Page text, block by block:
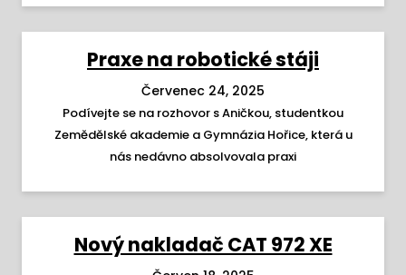
Praxe na robotické stáji
Červenec 24, 2025
Podívejte se na rozhovor s Aničkou, studentkou
Zemědělské akademie a Gymnázia Hořice, která u
nás nedávno absolvovala praxi
Nový nakladač CAT 972 XE